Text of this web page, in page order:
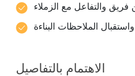
والتفاعل مع الزملاء
الملاحظات البناءة
الاهتمام بالتفاصيل